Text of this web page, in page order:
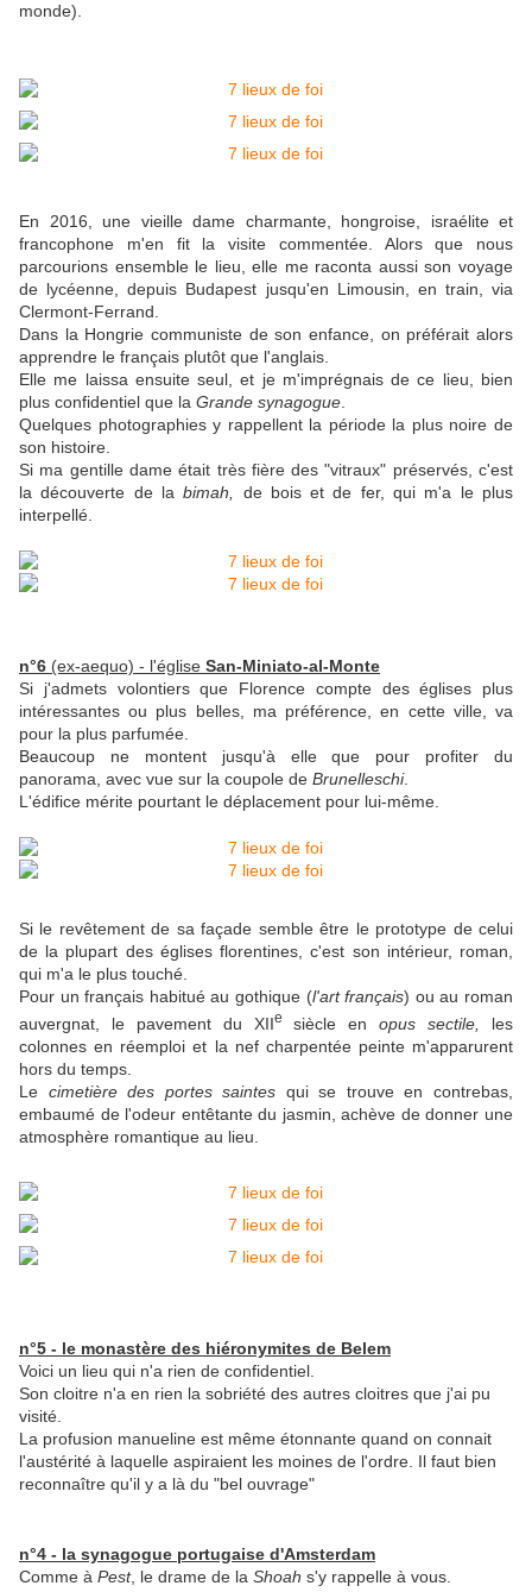
monde).
En 2016, une vieille dame charmante, hongroise, israélite et
francophone m'en fit la visite commentée. Alors que nous
parcourions ensemble le lieu, elle me raconta aussi son voyage
de lycéenne, depuis Budapest jusqu'en Limousin, en train, via
Clermont-Ferrand.
Dans la Hongrie communiste de son enfance, on préférait alors
apprendre le français plutôt que l'anglais.
Elle me laissa ensuite seul, et je m'imprégnais de ce lieu, bien
plus confidentiel que la Grande synagogue
Quelques photographies y rappellent la période la plus noire de
son histoire.
Si ma gentille dame était très fière des "vitraux" préservés, c'est
la découverte de labimah, de bois et de fer,
qui m'a le plus
interpellé.
n°6 (ex-aequo) - l'église San-Miniato-al-Monte
Si j'admets volontiers que Florence compte des églises plus
intéressantes ou plus belles, ma préférence, en cette ville, va
pour la plus parfumée.
Beaucoup ne montent jusqu'à elle que pour profiter du
panorama, avec vue sur la coupole de Brunelleschi.
L'édifice mérite pourtant le déplacement pour lui-même.
Si le revêtement de sa façade semble être le prototype de celui
de la plupart des églises florentines, c'est son intérieur, roman,
qui m'a le plus touché.
Pour un français habitué au gothique (l'art français) ou au roman
auvergnat, le pavement du XIIe siècle enopus sectile,
les
colonnes en réemploi et la nef charpentée peinte m'apparurent
hors du temps.
Le cimetière des portes saintes qui se trouve en contrebas,
embaumé de l'odeur entêtante du jasmin, achève de donner une
atmosphère romantique au lieu.
n°5 - le monastère des hiéronymites de Belem
Voici un lieu qui n'a rien de confidentiel.
Son cloitre n'a en rien la sobriété des autres cloitres que j'ai pu
visité.
La profusion manueline est même étonnante quand on connait
l'austérité à laquelle aspiraient les moines de l'ordre. Il faut bien
reconnaître qu'il y a là du "bel ouvrage"
n°4 - la synagogue portugaise d'Amsterdam
Comme à Pest, le drame de la Shoah s'y rappelle à vous.